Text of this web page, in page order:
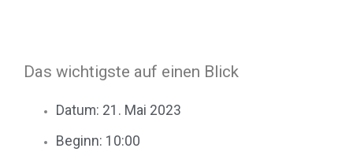
Das wichtigste auf einen Blick
Datum: 21. Mai 2023
Beginn: 10:00